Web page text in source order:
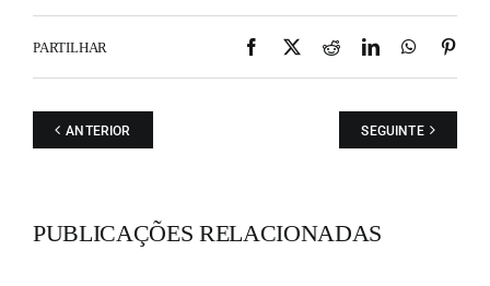
PARTILHAR Facebook
X RedditLinkedIn
ANTERIOR SEGUINTE
PUBLICAÇÕES RELACIONADAS